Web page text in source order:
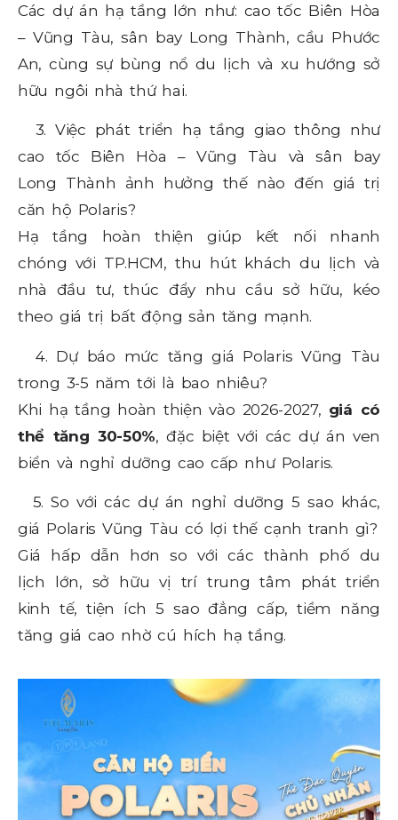
Các dự án hạ tầng lớn như: cao tốc Biên Hòa
– Vũng Tàu, sân bay Long Thành, cầu Phước
An, cùng sự bùng nổ du lịch và xu hướng sở
hữu ngôi nhà thứ hai.
3. Việc phát triển hạ tầng giao thông như
cao tốc Biên Hòa – Vũng Tàu và sân bay
Long Thành ảnh hưởng thế nào đến giá trị
căn hộ Polaris?
Hạ tầng hoàn thiện giúp kết nối nhanh
chóng với TP.HCM, thu hút khách du lịch và
nhà đầu tư, thúc đẩy nhu cầu sở hữu, kéo
theo giá trị bất động sản tăng mạnh.
4. Dự báo mức tăng giá Polaris Vũng Tàu
trong 3-5 năm tới là bao nhiêu?
Khi hạ tầng hoàn thiện vào 2026-2027, giá có
thể tăng 30-50%, đặc biệt với các dự án ven
biển và nghỉ dưỡng cao cấp như Polaris.
5. So với các dự án nghỉ dưỡng 5 sao khác,
giá Polaris Vũng Tàu có lợi thế cạnh tranh gì?
Giá hấp dẫn hơn so với các thành phố du
lịch lớn, sở hữu vị trí trung tâm phát triển
kinh tế, tiện ích 5 sao đẳng cấp, tiềm năng
tăng giá cao nhờ cú hích hạ tầng.